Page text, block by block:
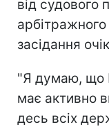
від судового
засідання
"Я думаю, що
має активно
десь всіх